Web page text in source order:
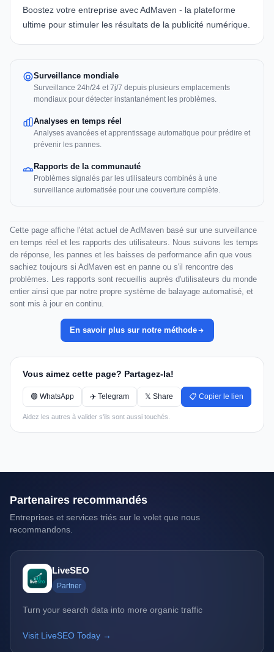
Boostez votre entreprise avec AdMaven - la plateforme
ultime pour stimuler les résultats de la publicité numérique.
Surveillance mondiale
Surveillance 24h/24 et 7j/7 depuis plusieurs emplacements
mondiaux pour détecter instantanément les problèmes.
Analyses en temps réel
Analyses avancées et apprentissage automatique pour prédire et
prévenir les pannes.
Rapports de la communauté
Problèmes signalés par les utilisateurs combinés à une
surveillance automatisée pour une couverture complète.
Cette page affiche l'état actuel de AdMaven basé sur une surveillance
en temps réel et les rapports des utilisateurs. Nous suivons les temps
de réponse, les pannes et les baisses de performance afin que vous
sachiez toujours si AdMaven est en panne ou s'il rencontre des
problèmes. Les rapports sont recueillis auprès d'utilisateurs du monde
entier ainsi que par notre propre système de balayage automatisé, et
sont mis à jour en continu.
En savoir plus sur notre méthode
Vous aimez cette page? Partagez-la!
🟢 WhatsApp ✈️ Telegram 𝕏 Share 📋 Copier le lien
Aidez les autres à valider s'ils sont aussi touchés.
Partenaires recommandés
Entreprises et services triés sur le volet que nous
recommandons.
LiveSEO
Partner
Turn your search data into more organic traffic
Visit LiveSEO Today →